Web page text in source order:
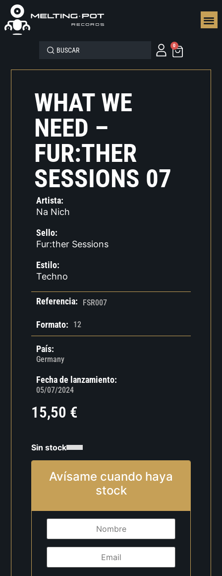
0
WHAT WE
NEED –
FUR:THER
SESSIONS 07
Artista:
Na Nich
Sello:
Fur:ther Sessions
Estilo:
Techno
Referencia: FSR007
Formato: 12
País:
Germany
Fecha de lanzamiento:
05/07/2024
15,50 €
Sin stock
Avísame cuando haya
stock